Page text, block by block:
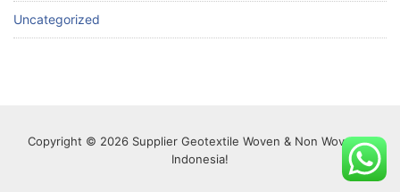
Uncategorized
Copyright © 2026 Supplier Geotextile Woven & Non Woven di
Indonesia!